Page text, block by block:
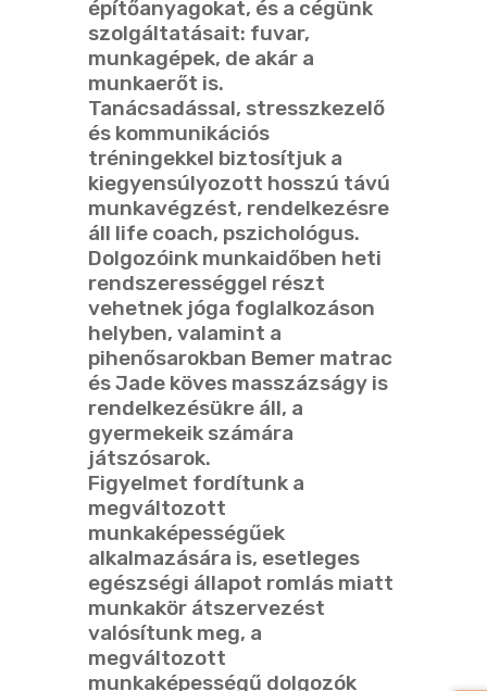
építőanyagokat, és a cégünk
szolgáltatásait: fuvar,
munkagépek, de akár a
munkaerőt is.
Tanácsadással, stresszkezelő
és kommunikációs
tréningekkel biztosítjuk a
kiegyensúlyozott hosszú távú
munkavégzést, rendelkezésre
áll life coach, pszichológus.
Dolgozóink munkaidőben heti
rendszerességgel részt
vehetnek jóga foglalkozáson
helyben, valamint a
pihenősarokban Bemer matrac
és Jade köves masszázságy is
rendelkezésükre áll, a
gyermekeik számára
játszósarok.
Figyelmet fordítunk a
megváltozott
munkaképességűek
alkalmazására is, esetleges
egészségi állapot romlás miatt
munkakör átszervezést
valósítunk meg, a
megváltozott
munkaképességű dolgozók